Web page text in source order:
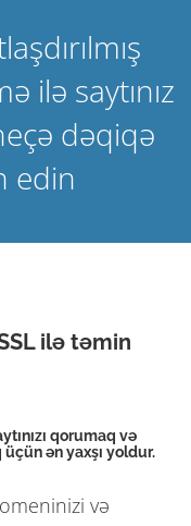
ilə saytınız
dəqiqə
edin
ilə təmin
qorumaq və
ən yaxşı yoldur.
və